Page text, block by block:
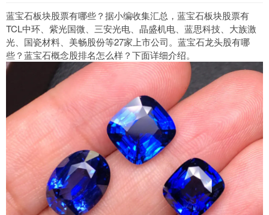
蓝宝石板块股票有哪些？据小编收集汇总，蓝宝石板块股票有
TCL中环、紫光国微、三安光电、晶盛机电、蓝思科技、大族激
光、国瓷材料、美畅股份等27家上市公司。蓝宝石龙头股有哪
些？蓝宝石概念股排名怎么样？下面详细介绍。